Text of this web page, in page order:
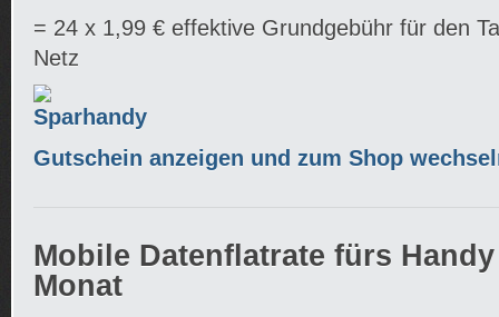
= 24 x 1,99 € effektive Grundgebühr für den
Netz
Gutschein anzeigen und zum Shop
Mobile Datenflatrate fürs
Monat